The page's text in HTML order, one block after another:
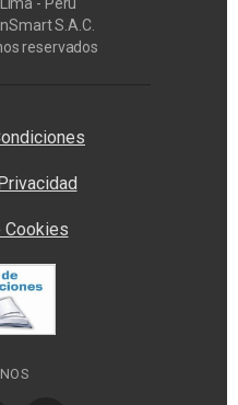
- Perú
S.A.C.
reservados
Cookies